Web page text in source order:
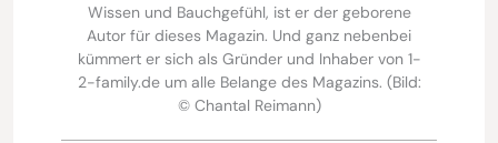
Wissen und Bauchgefühl, ist er der geborene
Autor für dieses Magazin. Und ganz nebenbei
kümmert er sich als Gründer und Inhaber von 1-
2-family.de um alle Belange des Magazins. (Bild:
© Chantal Reimann)